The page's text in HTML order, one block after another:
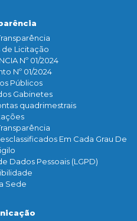
de Licitação
Nº 01/2024
Nº 01/2024
Públicos
Gabinetes
quadrimestrais
Em Cada Grau De
Dados Pessoais (LGPD)
Sede